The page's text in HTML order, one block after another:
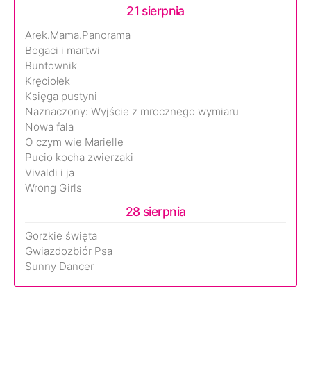
21 sierpnia
Arek.Mama.Panorama
Bogaci i martwi
Buntownik
Kręciołek
Księga pustyni
Naznaczony: Wyjście z mrocznego wymiaru
Nowa fala
O czym wie Marielle
Pucio kocha zwierzaki
Vivaldi i ja
Wrong Girls
28 sierpnia
Gorzkie święta
Gwiazdozbiór Psa
Sunny Dancer